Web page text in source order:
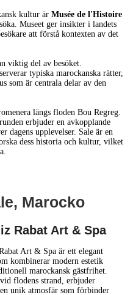
kultur är Musée de l'Histoire
Museet ger insikter i landets
att förstå kontexten av det
viktig del av besöket.
typiska marockanska rätter,
som är centrala delar av den
längs floden Bou Regreg.
erbjuder en avkopplande
dagens upplevelser. Sale är en
dess historia och kultur, vilket
Marocko
Rabat Art & Spa
Art & Spa är ett elegant
kombinerar modern estetik
marockansk gästfrihet.
flodens strand, erbjuder
unik atmosfär som förbinder